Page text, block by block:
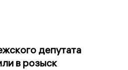
депутата
в розыск